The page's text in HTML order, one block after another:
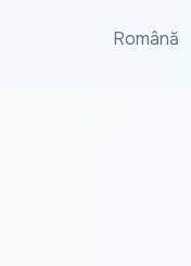
Română